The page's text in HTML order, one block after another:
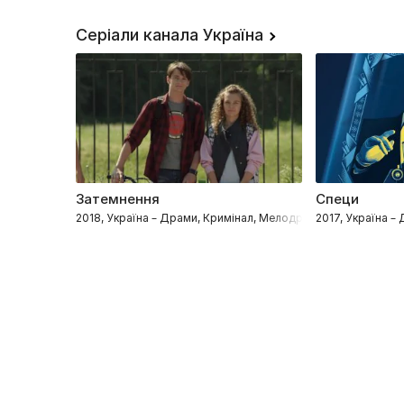
Серіали канала Україна
Затемнення
2018, Україна – Драми, Кримінал, Мелодрами
Специ
2017, Україна –